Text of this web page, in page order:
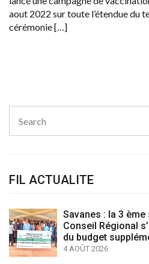
aout 2022 sur toute l’étendue du
cérémonie […]
for:
FIL ACTUALITE
Savanes : la 3
Conseil Régional
du budget
4 AOÛT 2026